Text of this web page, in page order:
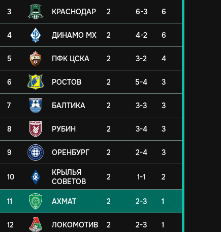
3 КРАСНОДАР 2 6-3 6
4 ДИНАМО МХ 2 4-2 6
5 ПФК ЦСКА 2 3-2 4
6 РОСТОВ 2 5-4 3
7 БАЛТИКА 2 3-3 3
8 РУБИН 2 3-4 3
9 ОРЕНБУРГ 2 2-4 3
10
КРЫЛЬЯ
СОВЕТОВ
2 1-1 2
11 АХМАТ 2 2-3 1
12 ЛОКОМОТИВ 2 2-3 1